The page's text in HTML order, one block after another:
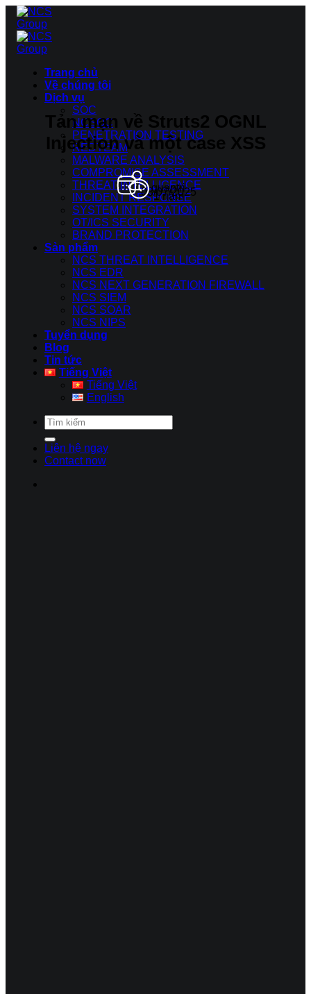
Bỏ
qua
nội
dung
Trang chủ
Về chúng tôi
Dịch vụ
SOC
NCSOC
PENETRATION TESTING
REDTEAM
MALWARE ANALYSIS
COMPROMISE ASSESSMENT
THREAT INTELLIGENCE
INCIDENT RESPONSE
SYSTEM INTEGRATION
OT/ICS SECURITY
BRAND PROTECTION
Sản phẩm
NCS THREAT INTELLIGENCE
NCS EDR
NCS NEXT GENERATION FIREWALL
NCS SIEM
NCS SOAR
NCS NIPS
Tuyển dụng
Blog
Tin tức
Tiếng Việt
Tiếng Việt
English
Liên hệ ngay
Contact now
Tản mạn về Struts2 OGNL
Injection và một case XSS
quantri
08/07/2025
1 năm